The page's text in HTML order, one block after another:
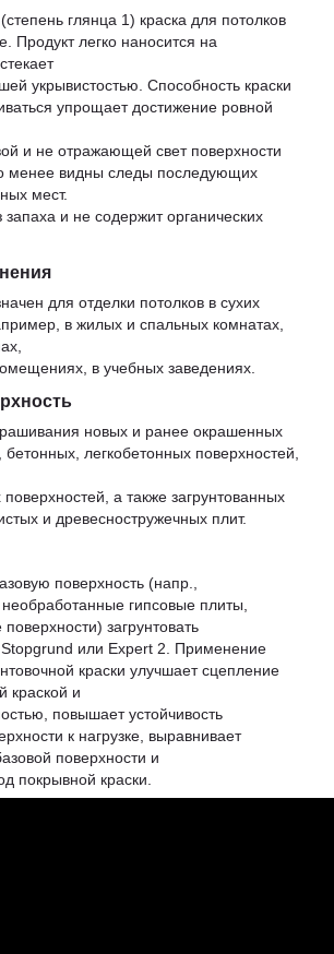
глянца 1) краска для потолков
Продукт легко наносится на
укрывистостью. Способность краски
упрощает достижение ровной
и не отражающей свет поверхности
менее видны следы последующих
мест.
запаха и не содержит органических
для отделки потолков в сухих
в жилых и спальных комнатах,
в учебных заведениях.
новых и ранее окрашенных
легкобетонных поверхностей,
а также загрунтованных
и древесностружечных плит.
поверхность (напр.,
гипсовые плиты,
загрунтовать
Stopgrund или Expert 2. Применение
краски улучшает сцепление
краской и
повышает устойчивость
к нагрузке, выравнивает
поверхности и
покрывной краски.